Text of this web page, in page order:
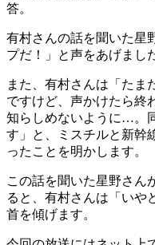
答。
有村さんの話を聞いた星
プだ！」と声をあげまし
また、有村さんは「たま
ですけど、声かけたら終
知らしめないように…。
す」と、ミスチルと新幹
ったことを明かします。
この話を聞いた星野さん
ると、有村さんは「い
首を傾げます。